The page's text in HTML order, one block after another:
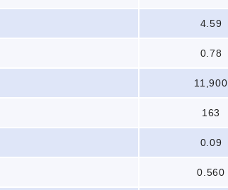
4.59
0.78
11,900
163
0.09
0.560